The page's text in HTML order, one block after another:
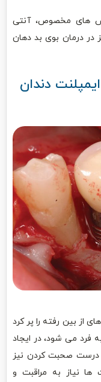
های مخصوص، آنتی
در درمان بوی بد دهان
دندان
از بین رفته را پر کرد
فرد می شود، در ایجاد
درست صحبت کردن نیز
ها نیاز به مراقبت و